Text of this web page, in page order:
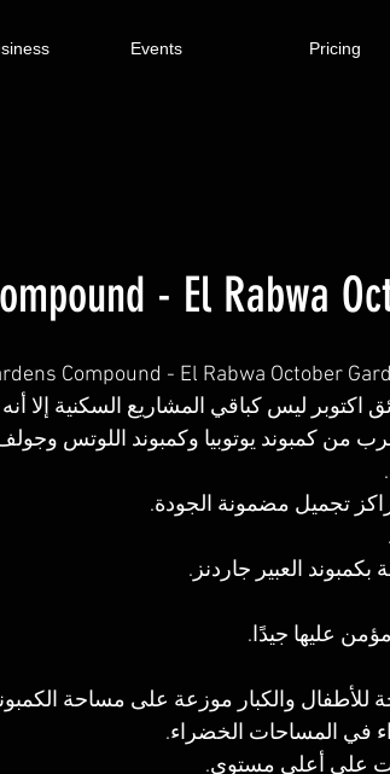
Events Pricing
- El Rabwa
Compound - El Rabwa October
اكتوبر ليس كباقي المشاريع السكنية إلا
من كمبوند يوتوبيا وكمبوند اللوتس
تجميل مضمونة الجودة.
العبير جاردنز.
عليها جيدًا.
للأطفال والكبار موزعة على مساحة
في المساحات الخضراء.
على أعلى مستوى.